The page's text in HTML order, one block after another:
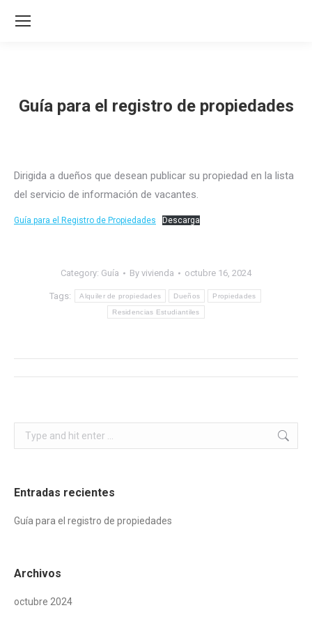
Guía para el registro de propiedades
Dirigida a dueños que desean publicar su propiedad en la lista
del servicio de información de vacantes.
Guía para el Registro de Propiedades Descarga
Category: Guía By vivienda octubre 16, 2024
Tags: Alquiler de propiedades Dueños Propiedades
Residencias Estudiantiles
Post
Search:
Entradas recientes
Guía para el registro de propiedades
Archivos
octubre 2024